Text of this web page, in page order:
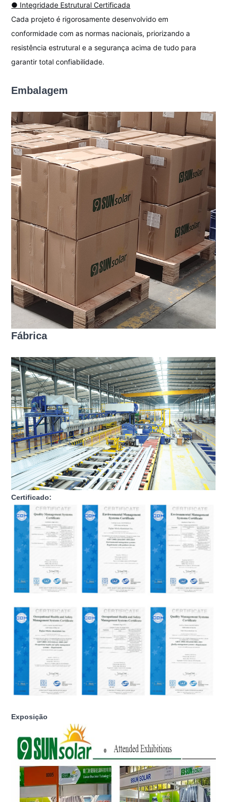
● Integridade Estrutural Certificada
Cada projeto é rigorosamente desenvolvido em
conformidade com as normas nacionais, priorizando a
resistência estrutural e a segurança acima de tudo para
garantir total confiabilidade.
Embalagem
Fábrica
Certificado:
Exposição